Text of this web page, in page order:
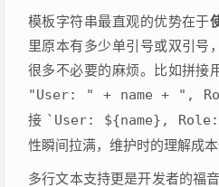
模板字符串最直观的优势在于
里原本有多少单引号或双引号
很多不必要的麻烦。比如拼接
"User: " + name + ",
接 `User: ${name},
性瞬间拉满，维护时的理解成本
多行文本支持更是开发者的福